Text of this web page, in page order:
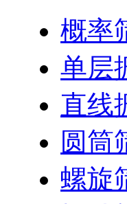
概率
单层
直线
圆筒
螺旋